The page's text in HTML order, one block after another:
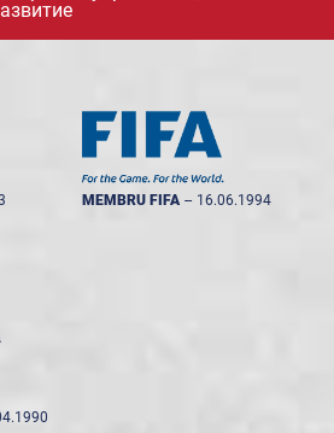
MEMBRU FIFA -- 16.06.1994